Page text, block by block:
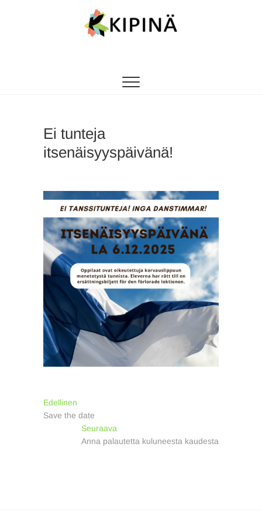
Ei tunteja
itsenäisyyspäivänä!
Artikkelien
selaus
Edellinen
post:
Save the date
Seuraava
post:
Anna palautetta kuluneesta kaudesta